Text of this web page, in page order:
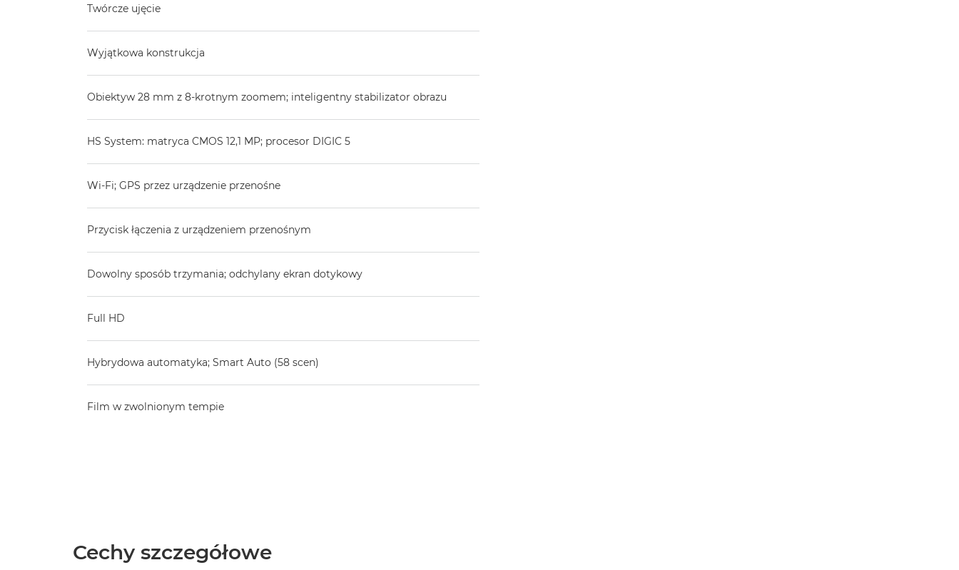
Twórcze ujęcie
Wyjątkowa konstrukcja
Obiektyw 28 mm z 8-krotnym zoomem; inteligentny stabilizator obrazu
HS System: matryca CMOS 12,1 MP; procesor DIGIC 5
Wi-Fi; GPS przez urządzenie przenośne
Przycisk łączenia z urządzeniem przenośnym
Dowolny sposób trzymania; odchylany ekran dotykowy
Full HD
Hybrydowa automatyka; Smart Auto (58 scen)
Film w zwolnionym tempie
Cechy szczegółowe